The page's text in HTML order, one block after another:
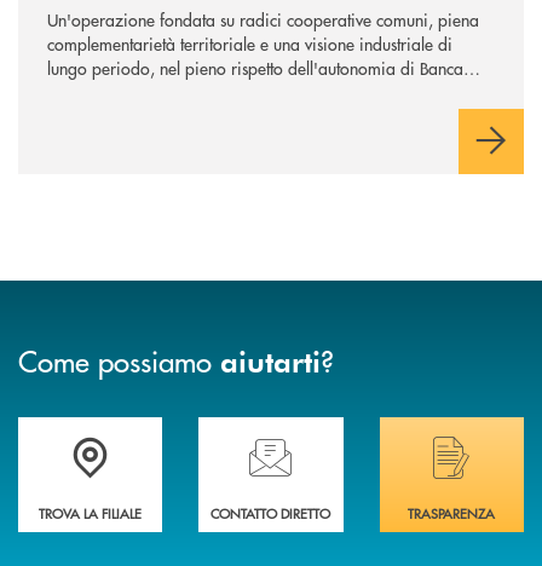
Un'operazione fondata su radici cooperative comuni, piena
complementarietà territoriale e una visione industriale di
lungo periodo, nel pieno rispetto dell'autonomia di Banca
negoziazione esclusiva per la finalizzazione dell’operazione.
Come possiamo aiutarti?
Trova la filiale più vicina a Te
TROVA LA FILIALE
Hai bisogno di assistenza immediata?
CONTATTO DIRETTO
Hai bisogno di
TRASPARENZA